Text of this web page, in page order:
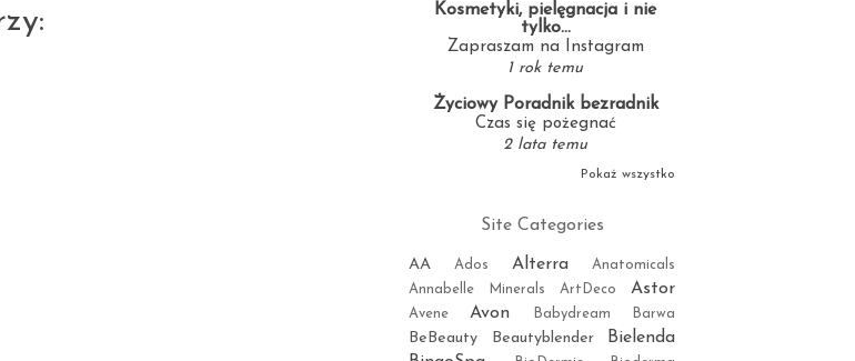
Kosmetyki, pielęgnacja i nie
tylko...
Zapraszam na Instagram
1 rok temu
Życiowy Poradnik bezradnik
Czas się pożegnać
2 lata temu
Pokaż wszystko
Site Categories
AA Ados Alterra
Anatomicals
Annabelle Minerals
ArtDeco Astor
Avene Avon Babydream Barwa
BeBeauty Beautyblender
Bielenda